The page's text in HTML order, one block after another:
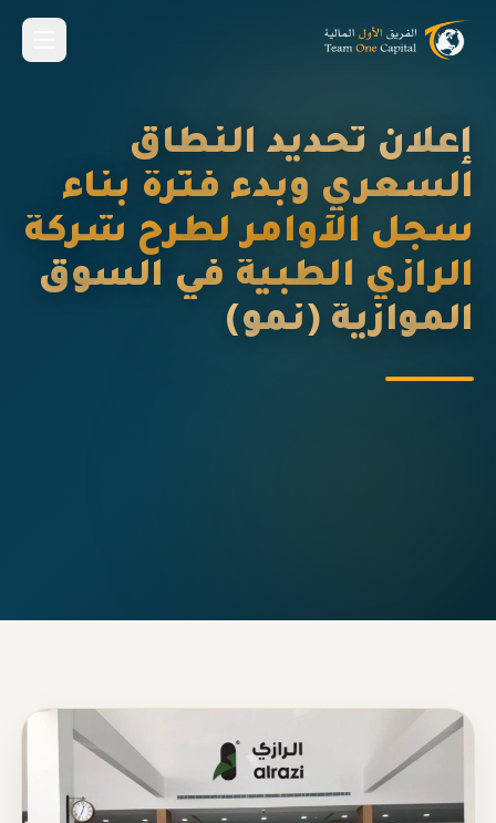
إعلان تحديد النطاق
السعري وبدء فترة بناء
سجل الأوامر لطرح شركة
الرازي الطبية في السوق
الموازية (نمو)